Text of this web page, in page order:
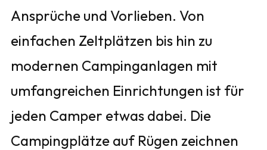
Ansprüche und Vorlieben. Von
einfachen Zeltplätzen bis hin zu
modernen Campinganlagen mit
umfangreichen Einrichtungen ist für
jeden Camper etwas dabei. Die
Campingplätze auf Rügen zeichnen